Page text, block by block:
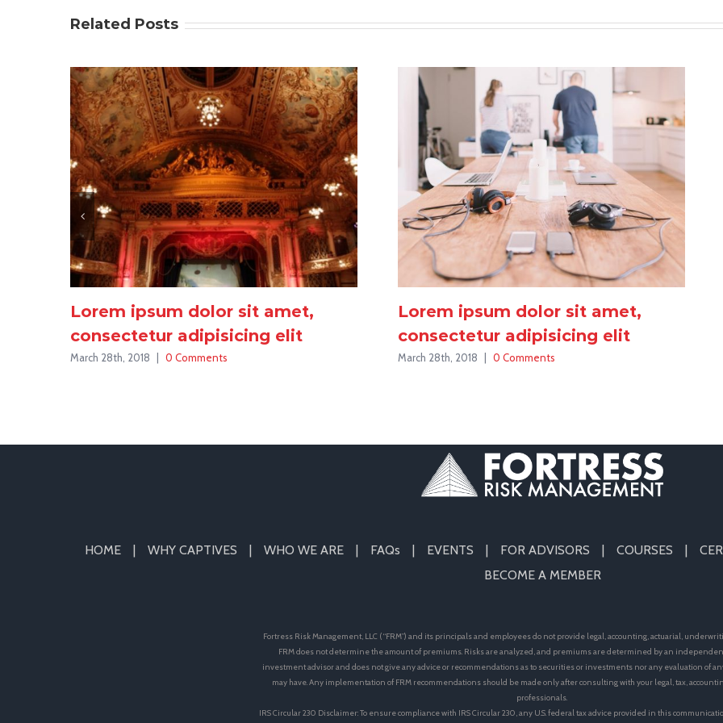
Related Posts
Lorem ipsum dolor sit amet,
consectetur adipisicing elit
March 28th, 2018 0 Comments
Lorem ipsum dolor sit amet,
consectetur adipisicing elit
March 28th, 2018 0 Comments
HOME WHY CAPTIVES WHO WE ARE FAQs EVENTS FOR ADVISORS COURSES
BECOME A MEMBER
Fortress Risk Management, LLC (“FRM”) and its principals and employees do not provide legal, accounting, actuarial,
FRM does not determine the amount of premiums. Risks are analyzed, and premiums are determined by an independent
investment advisor and does not give any advice or recommendations as to securities or investments nor any evaluation of
may have. Any implementation of FRM recommendations should be made only after consulting with your legal, tax,
professionals.
IRS Circular 230 Disclaimer: To ensure compliance with IRS Circular 230, any U.S. federal tax advice provided in this